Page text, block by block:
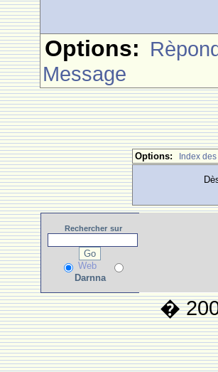
Options:
Message
Options: Index
Rechercher sur
Web
Darnna
�